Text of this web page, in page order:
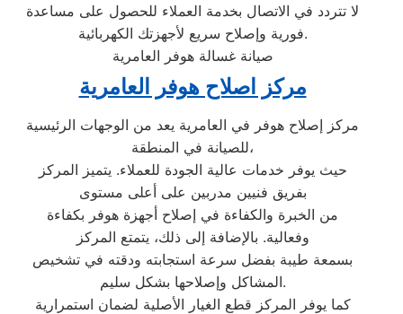
لا تتردد في الاتصال بخدمة العملاء للحصول على مساعدة
فورية وإصلاح سريع لأجهزتك الكهربائية.
صيانة غسالة هوفر العامرية
مركز اصلاح هوفر العامرية
مركز إصلاح هوفر في العامرية يعد من الوجهات الرئيسية
للصيانة في المنطقة،
حيث يوفر خدمات عالية الجودة للعملاء. يتميز المركز
بفريق فنيين مدربين على أعلى مستوى
من الخبرة والكفاءة في إصلاح أجهزة هوفر بكفاءة
وفعالية. بالإضافة إلى ذلك، يتمتع المركز
بسمعة طيبة بفضل سرعة استجابته ودقته في تشخيص
المشاكل وإصلاحها بشكل سليم.
كما يوفر المركز قطع الغيار الأصلية لضمان استمرارية